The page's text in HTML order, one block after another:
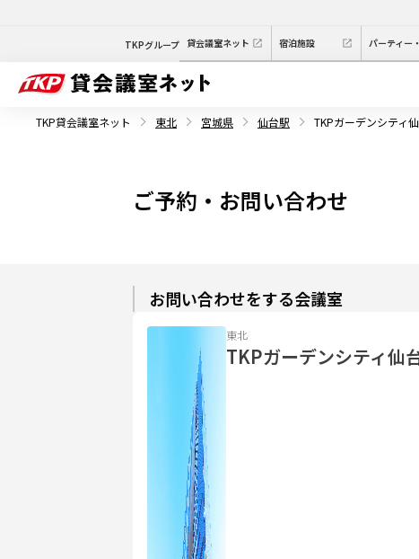
TKPグループ 貸会議室ネット 宿泊施設 パーティー
TKP貸会議室ネット 東北 宮城県 仙台駅 TKPガーデンシティ
ご予約・お問い合わせ
お問い合わせをする会議室
東北
TKPガーデンシティ仙